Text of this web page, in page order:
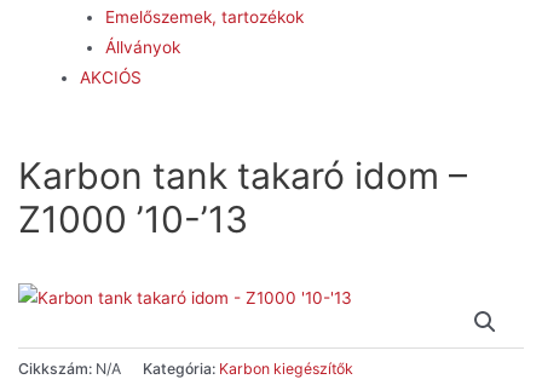
Emelőszemek, tartozékok
Állványok
AKCIÓS
Karbon tank takaró idom –
Z1000 ’10-’13
Cikkszám: N/A Kategória: Karbon kiegészítők